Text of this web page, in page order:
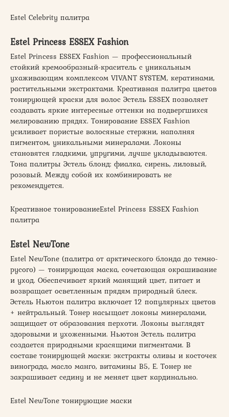
Estel Celebrity палитра
Estel Princess ESSEX Fashion
Estel Princess ESSEX Fashion — профессиональный
стойкий кремообразный-краситель с уникальным
ухаживающим комплексом VIVANT SYSTEM, кератинами,
растительными экстрактами. Креативная палитра цветов
тонирующей краски для волос Эстель ESSEX позволяет
создавать яркие интересные оттенки на подвергшихся
мелированию прядях. Тонирование ESSEX Fashion
усиливает пористые волосяные стержни, наполняя
пигментом, уникальными минералами. Локоны
становятся гладкими, упругими, лучше укладываются.
Тона палитры Эстель блонд: фиалка, сирень, лиловый,
розовый. Между собой их комбинировать не
рекомендуется.
Креативное тонированиеEstel Princess ESSEX Fashion
палитра
Еstel NewTone
Еstel NewTone (палитра от арктического блонда до темно-
русого) — тонирующая маска, сочетающая окрашивание
и уход. Обеспечивает яркий манящий цвет, питает и
возвращает осветленным прядям природный блеск.
Эстель Ньютон палитра включает 12 популярных цветов
+ нейтральный. Тонер насыщает локоны минералами,
защищает от образования перхоти. Локоны выглядят
здоровыми и ухоженными. Ньютон Эстель палитра
создается природными красящими пигментами. В
составе тонирующей маски: экстракты оливы и косточек
винограда, масло манго, витамины В5, Е. Тонер не
закрашивает седину и не меняет цвет кардинально.
Еstel NewTone тонирующие маски